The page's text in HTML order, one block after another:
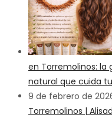
en Torremolinos: la
natural que cuida
9 de febrero de
Torremolinos |